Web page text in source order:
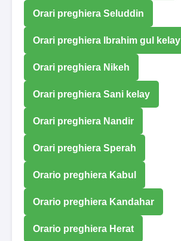
Orari preghiera Seluddin
Orari preghiera Ibrahim gul kelay
Orari preghiera Nikeh
Orari preghiera Sani kelay
Orari preghiera Nandir
Orari preghiera Sperah
Orario preghiera Kabul
Orario preghiera Kandahar
Orario preghiera Herat